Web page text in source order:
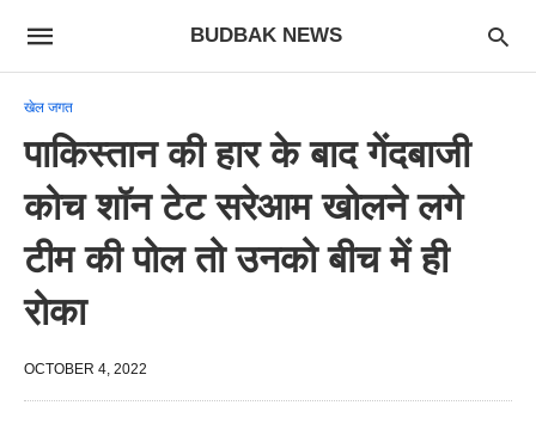
BUDBAK NEWS
खेल जगत
पाकिस्तान की हार के बाद गेंदबाजी
कोच शॉन टेट सरेआम खोलने लगे
टीम की पोल तो उनको बीच में ही
रोका
OCTOBER 4, 2022